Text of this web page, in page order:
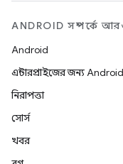
ANDROID সম্পর্কে
Android
এন্টারপ্রাইজের জন্য Android
নিরাপত্তা
সোর্স
খবর